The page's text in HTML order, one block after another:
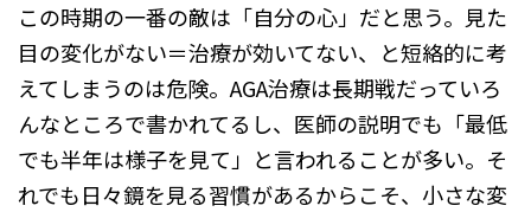
この時期の一番の敵は「自分の心」だと思う。見た
目の変化がない＝治療が効いてない、と短絡的に考
えてしまうのは危険。AGA治療は長期戦だっていろ
んなところで書かれてるし、医師の説明でも「最低
でも半年は様子を見て」と言われることが多い。そ
れでも日々鏡を見る習慣があるからこそ、小さな変